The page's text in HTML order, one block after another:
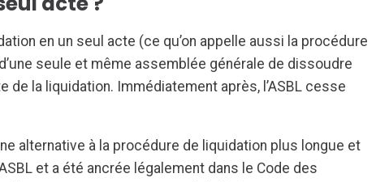
en un seul acte (ce qu’on appelle aussi la procédure
seule et même assemblée générale de dissoudre
de la liquidation. Immédiatement après, l’ASBL cesse
alternative à la procédure de liquidation plus longue et
et a été ancrée légalement dans le Code des